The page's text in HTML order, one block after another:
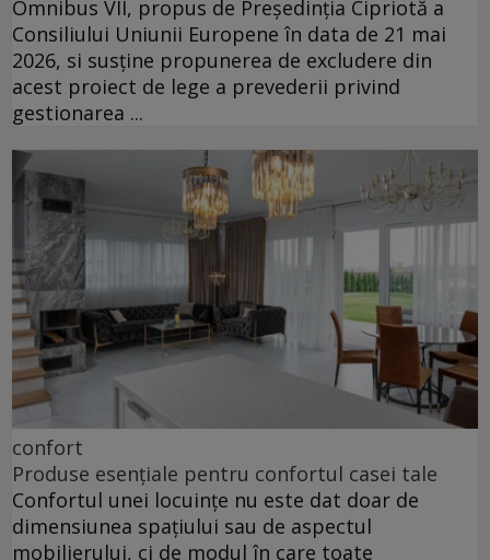
Omnibus VII, propus de Președinția Cipriotă a
Consiliului Uniunii Europene în data de 21 mai
2026, si susține propunerea de excludere din
acest proiect de lege a prevederii privind
gestionarea ...
confort
Produse esențiale pentru confortul casei tale
Confortul unei locuințe nu este dat doar de
dimensiunea spațiului sau de aspectul
mobilierului, ci de modul în care toate